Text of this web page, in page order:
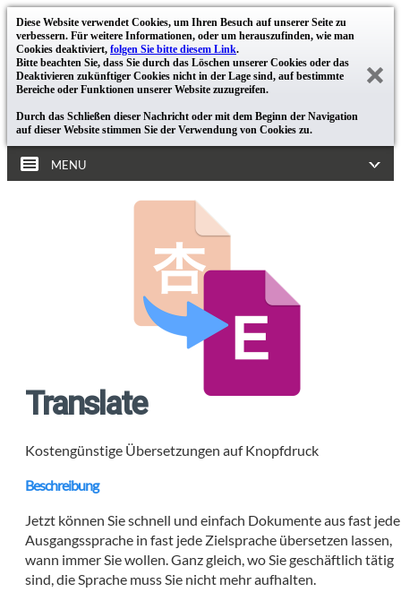
Diese Website verwendet Cookies, um Ihren Besuch auf unserer Seite zu
verbessern. Für weitere Informationen, oder um herauszufinden, wie man
Cookies deaktiviert, folgen Sie bitte diesem Link.
Bitte beachten Sie, dass Sie durch das Löschen unserer Cookies oder das
Deaktivieren zukünftiger Cookies nicht in der Lage sind, auf bestimmte
Bereiche oder Funktionen unserer Website zuzugreifen.
Durch das Schließen dieser Nachricht oder mit dem Beginn der Navigation
auf dieser Website stimmen Sie der Verwendung von Cookies zu.
MENU
Translate
Kostengünstige Übersetzungen auf Knopfdruck
Beschreibung
Jetzt können Sie schnell und einfach Dokumente aus fast
Ausgangssprache in fast jede Zielsprache übersetzen lassen,
wann immer Sie wollen. Ganz gleich, wo Sie geschäftlich tätig
sind, die Sprache muss Sie nicht mehr aufhalten.